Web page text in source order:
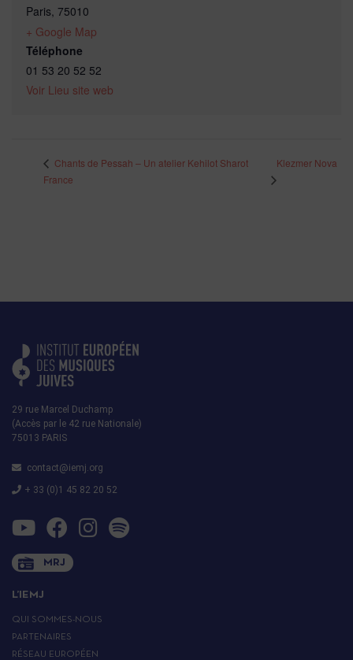
Paris, 75010
+ Google Map
Téléphone
01 53 20 52 52
Voir Lieu site web
Chants de Pessah – Un atelier Kehilot Sharot
France
Klezmer Nova
29 rue Marcel Duchamp
(Accès par le 42 rue Nationale)
75013 PARIS
contact@iemj.org
+ 33 (0)1 45 82 20 52
MRJ
L’IEMJ
QUI SOMMES-NOUS
PARTENAIRES
RÉSEAU EUROPÉEN